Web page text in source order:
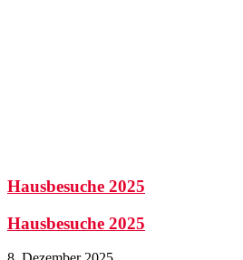
Hausbesuche 2025
Hausbesuche 2025